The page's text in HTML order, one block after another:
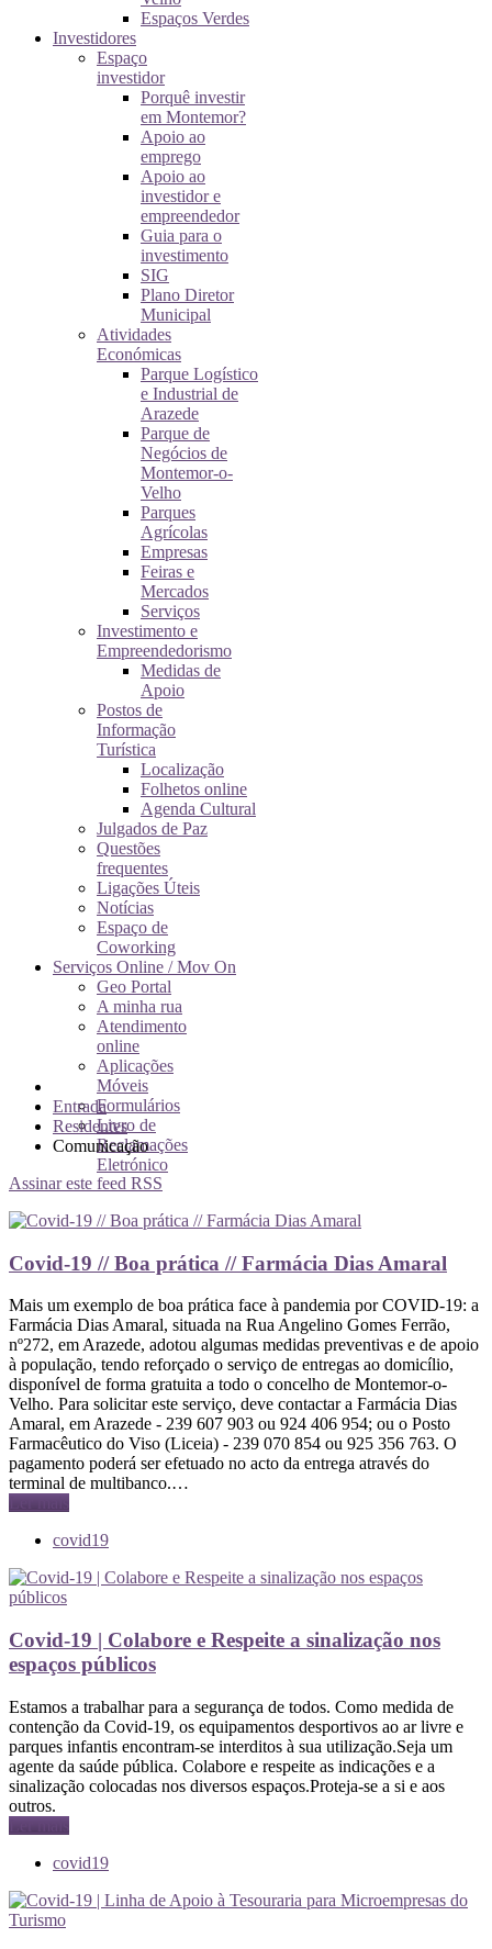
Espaços Verdes
Investidores
Espaço
investidor
Porquê investir
em Montemor?
Apoio ao
emprego
Apoio ao
investidor e
empreendedor
Guia para o
investimento
SIG
Plano Diretor
Municipal
Atividades
Económicas
Parque Logístico
e Industrial de
Arazede
Parque de
Negócios de
Montemor-o-
Velho
Parques
Agrícolas
Empresas
Feiras e
Mercados
Serviços
Investimento e
Empreendedorismo
Medidas de
Apoio
Postos de
Informação
Turística
Localização
Folhetos online
Agenda Cultural
Julgados de Paz
Questões
frequentes
Ligações Úteis
Notícias
Espaço de
Coworking
Serviços Online / Mov On
Geo Portal
A minha rua
Atendimento
online
Aplicações
Móveis
Formulários
Livro de
Reclamações
Eletrónico
Entrada
Residentes
Comunicação
Assinar este feed RSS
Covid-19 // Boa prática // Farmácia Dias Amaral
Mais um exemplo de boa prática face à pandemia por COVID-19: a
Farmácia Dias Amaral, situada na Rua Angelino Gomes Ferrão,
nº272, em Arazede, adotou algumas medidas preventivas e de apoio
à população, tendo reforçado o serviço de entregas ao domicílio,
disponível de forma gratuita a todo o concelho de Montemor-o-
Velho. Para solicitar este serviço, deve contactar a Farmácia Dias
Amaral, em Arazede - 239 607 903 ou 924 406 954; ou o Posto
Farmacêutico do Viso (Liceia) - 239 070 854 ou 925 356 763. O
pagamento poderá ser efetuado no acto da entrega através do
terminal de multibanco.…
Ler mais
covid19
Covid-19 | Colabore e Respeite a sinalização nos
espaços públicos
Estamos a trabalhar para a segurança de todos. Como medida de
contenção da Covid-19, os equipamentos desportivos ao ar livre e
parques infantis encontram-se interditos à sua utilização.Seja um
agente da saúde pública. Colabore e respeite as indicações e a
sinalização colocadas nos diversos espaços.Proteja-se a si e aos
outros.
Ler mais
covid19